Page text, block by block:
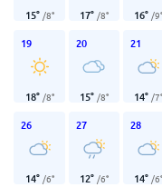
15° /8° 17° /8° 16° /9°
19
18° /8°
20
15° /8°
21
14° /7°
26
14° /6°
27
12° /6°
28
14° /6°